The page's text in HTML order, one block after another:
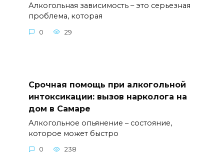
Алкогольная зависимость – это серьезная
проблема, которая
0 29
Срочная помощь при алкогольной
интоксикации: вызов нарколога на
дом в Самаре
Алкогольное опьянение – состояние,
которое может быстро
0 238